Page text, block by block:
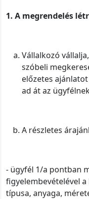
1. A megrendelés
Vállalkozó
szóbeli
előzetes
ad át az
A részletes
- ügyfél 1/a pontban
figyelembevételével
típusa, anyaga,